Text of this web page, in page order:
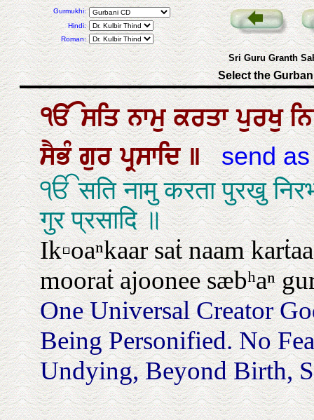
Gurmukhi:
Hindi:
Roman:
Sri Guru Granth
Select the
ੴਸਤਿਨਾਮੁਕਰਤਾਪੁਰਖੁ
ਸੈਭੰਗੁਰਪ੍ਰਸਾਦਿ॥ send as
ੴ सति नामु करता पुरखु
गुर प्रसादि ॥
Ik▫oaⁿkaar saṫ naam
mooraṫ ajoonee sæbʰaⁿ
One Universal Creator
Being Personified. No
Undying, Beyond Birth,